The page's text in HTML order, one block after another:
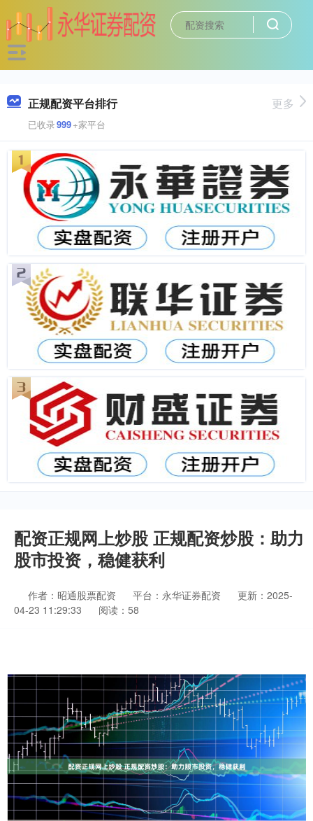
正规配资平台排行
已收录999+家平台
更多
配资正规网上炒股 正规配资炒股：助力
股市投资，稳健获利
作者：昭通股票配资 平台：永华证券配资
更新：2025-
04-23 11:29:33
阅读：58